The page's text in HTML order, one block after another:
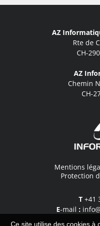
AZ
Rte de
CH-
AZ
Chemin
CH-
Mentions
Protection
T +41
E-mail :
Ce site utilise des cookies à